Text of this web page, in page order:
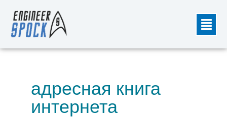
содержимому
адресная книга
интернета